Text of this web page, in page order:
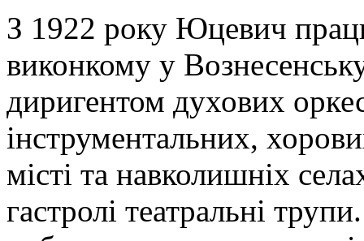
З 1922 року Юцевич
виконкому у
диригентом духових
інструментальних,
місті та навколишніх
гастролі театральні